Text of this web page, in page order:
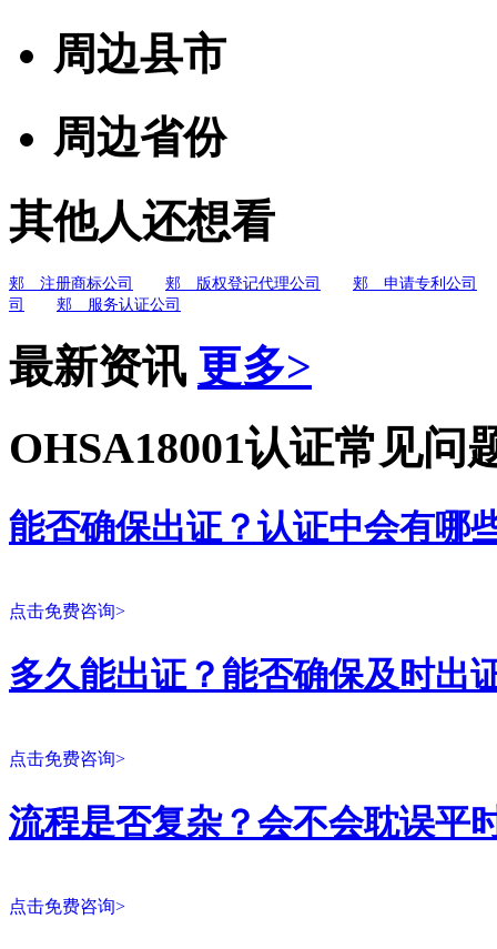
周边县市
周边省份
其他人还想看
郏 注册商标公司 郏 版权登记代理公司
郏 申请专利公司
司
郏 服务认证公司
最新资讯 更多>
OHSA18001认证常见问
能否确保出证？认证中会有哪
点击免费咨询>
多久能出证？能否确保及时出
点击免费咨询>
流程是否复杂？会不会耽误平
点击免费咨询>